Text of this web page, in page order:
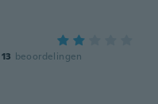
13 beoordelingen